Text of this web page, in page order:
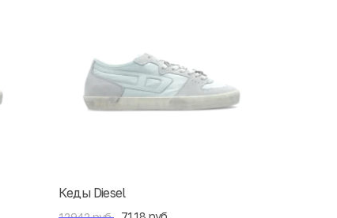
Кеды Diesel